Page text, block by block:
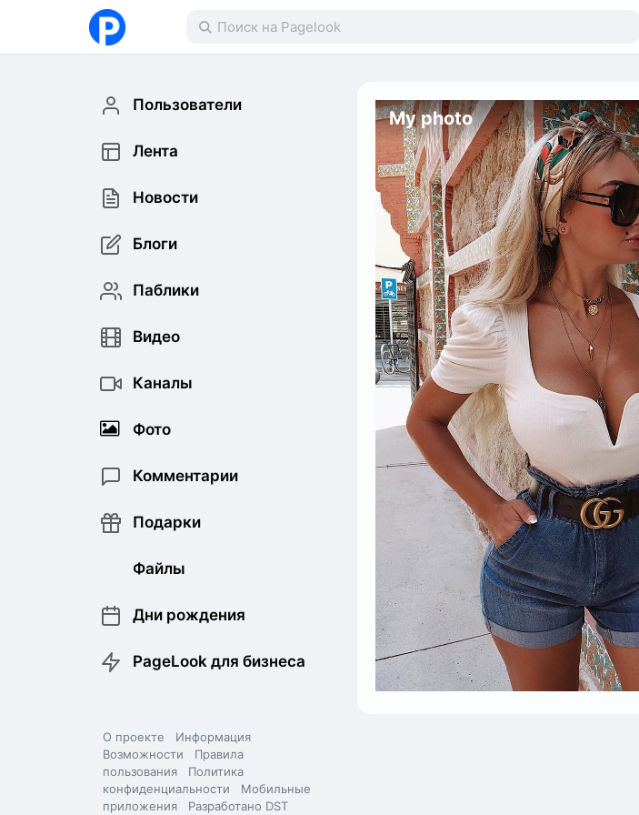
Пользователи
Лента
Новости
Блоги
Паблики
Видео
Каналы
Фото
Комментарии
Подарки
Файлы
Дни рождения
PageLook для бизнеса
О проекте
Информация
Возможности
Правила
пользования
Политика
конфиденциальности
Мобильные
приложения
Разработано DST
My photo